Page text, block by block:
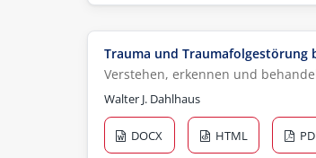
Trauma und
Verstehen, erkennen und
Walter J. Dahlhaus
DOCX
HTML